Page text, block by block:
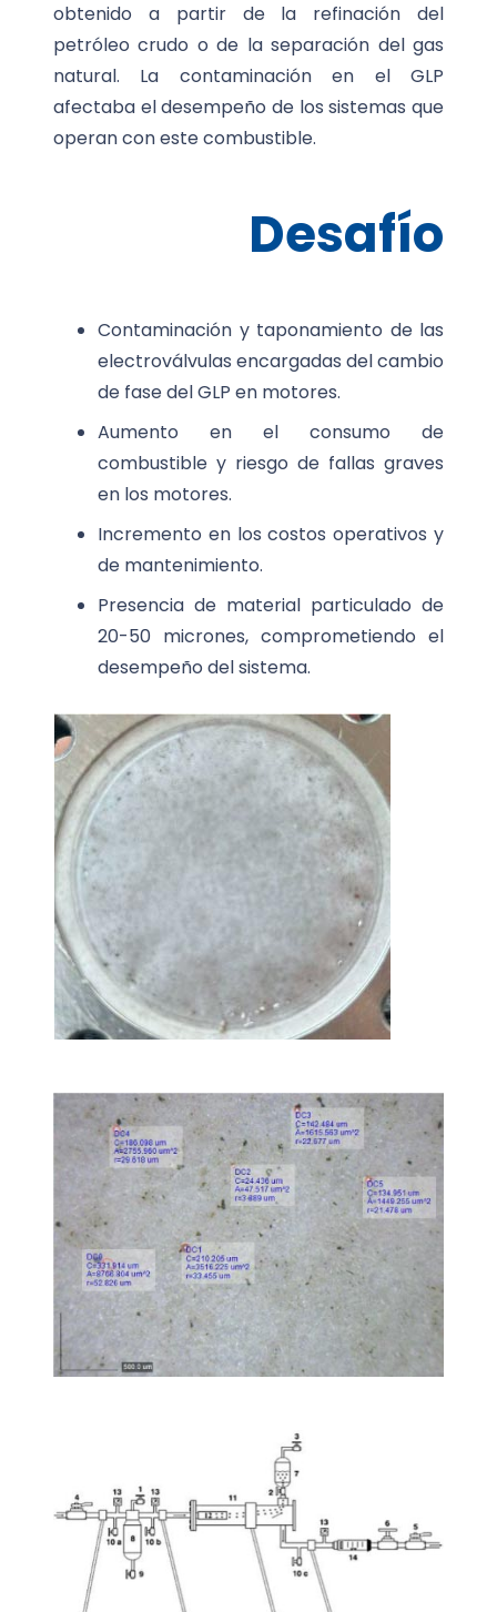
obtenido a partir de la refinación del
petróleo crudo o de la separación del gas
natural. La contaminación en el GLP
afectaba el desempeño de los sistemas que
operan con este combustible.
Desafío
Contaminación y taponamiento de las
electroválvulas encargadas del cambio
de fase del GLP en motores.
Aumento en el consumo de
combustible y riesgo de fallas graves
en los motores.
Incremento en los costos operativos y
de mantenimiento.
Presencia de material particulado de
20-50 micrones, comprometiendo el
desempeño del sistema.